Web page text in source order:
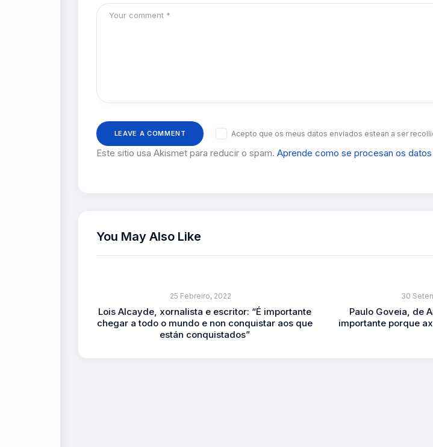
Acepto que os meus datos enviados estean a ser
Este sitio usa Akismet para reducir o spam. Aprende como se procesan os
You May Also Like
25 Febreiro, 2022
Lois Alcayde, xornalista e escritor: “É importante
chegar a todo o mundo e non conquistar aos que
están conquistados”
30
Paulo Goveia, de
importante porque